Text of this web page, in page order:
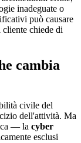
inadeguate o
può causare
chiede di
cambia
civile del
dell'attività. Ma
— la cyber
esclusi